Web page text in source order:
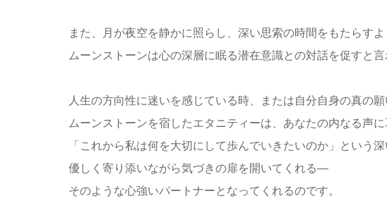
また、月が夜空を静かに照らし、深い思索の時間をもたらすよ
ムーンストーンは心の深層に眠る潜在意識との対話を促すと言
人生の方向性に迷いを感じている時、または自分自身の真の願
ムーンストーンを宿したエタニティーは、あなたの内なる声
「これから私は何を大切にして歩んでいきたいのか」という深
優しく寄り添いながら気づきの扉を開いてくれる―
そのような心強いパートナーとなってくれるのです。